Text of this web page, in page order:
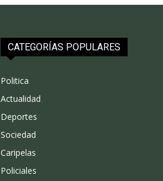
CATEGORÍAS POPULARES
Politica
Actualidad
Deportes
Sociedad
Caripelas
Policiales